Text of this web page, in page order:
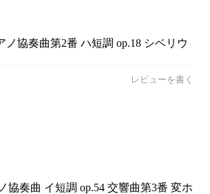
協奏曲第2番 ハ短調 op.18 シベリウ
レビューを書く
協奏曲 イ短調 op.54 交響曲第3番 変ホ